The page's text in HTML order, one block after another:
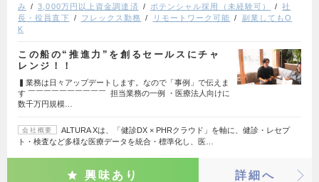
み
3,000万円以上資金調達済 ポテンシャル採用（未経験可）
社
長・役員直下
フレックス勤務 リモートワーク可能
副業してもO
K
この船の“推進力”を創るセールスにチャ
レンジ！！
▍業務は日々アップデートします。なので「事例」で伝えま
す ￣￣￣￣￣￣￣￣￣￣ 担当業務の一例 ・医療法人向けに
数千万円規模…
会社概要
ALTURA Xは、「健診DX × PHRクラウド」を軸に、健診・レセプ
ト・検査など多様な医療データを統合・標準化し、医…
興味あり 詳細へ